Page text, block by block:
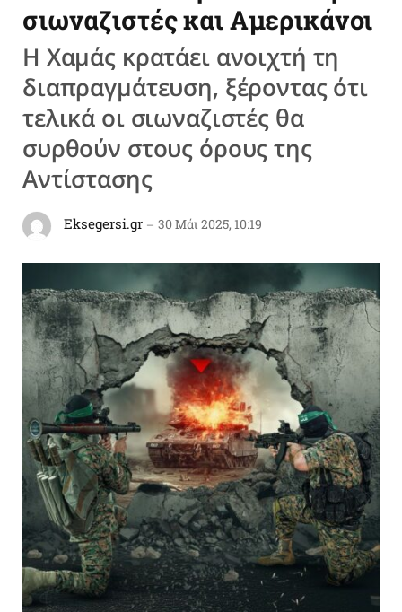
σιωναζιστές και Αμερικάνοι
Η Χαμάς κρατάει ανοιχτή τη
διαπραγμάτευση, ξέροντας ότι
τελικά οι σιωναζιστές θα
συρθούν στους όρους της
Αντίστασης
Eksegersi.gr 30 Μάι 2025, 10:19